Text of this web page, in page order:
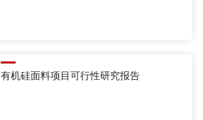
有机硅面料项目可行性研究报告